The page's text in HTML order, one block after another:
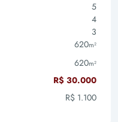
5
4
3
620m²
620m²
R$ 30.000
R$ 1.100